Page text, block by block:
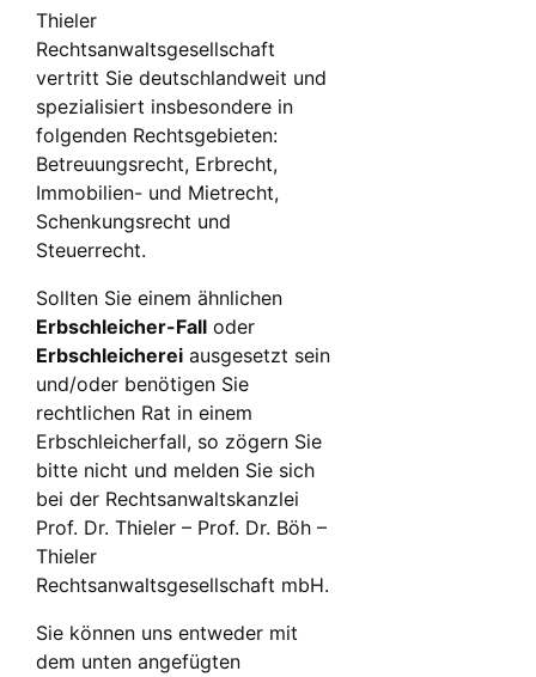
Thieler
Rechtsanwaltsgesellschaft
vertritt Sie deutschlandweit und
spezialisiert insbesondere in
folgenden Rechtsgebieten:
Betreuungsrecht, Erbrecht,
Immobilien- und Mietrecht,
Schenkungsrecht und
Steuerrecht.
Sollten Sie einem ähnlichen
Erbschleicher-Fall oder
Erbschleicherei ausgesetzt sein
und/oder benötigen Sie
rechtlichen Rat in einem
Erbschleicherfall, so zögern Sie
bitte nicht und melden Sie sich
bei der Rechtsanwaltskanzlei
Prof. Dr. Thieler – Prof. Dr. Böh –
Thieler
Rechtsanwaltsgesellschaft mbH.
Sie können uns entweder mit
dem unten angefügten